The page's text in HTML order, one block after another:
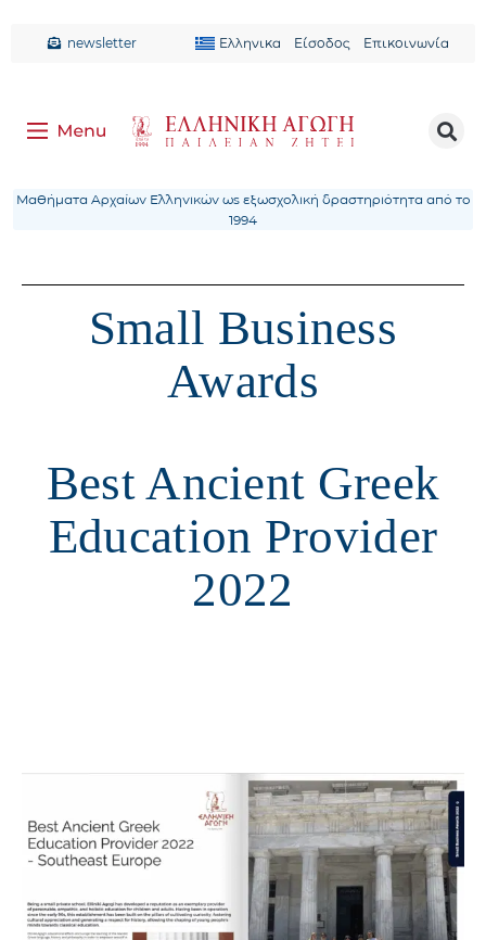
newsletter Ελληνικα Είσοδος Επικοινωνία
Μαθήματα Αρχαίων Ελληνικών ως εξωσχολική δραστηριότητα από το
1994
Small Business
Awards
Best Ancient Greek
Education Provider
2022